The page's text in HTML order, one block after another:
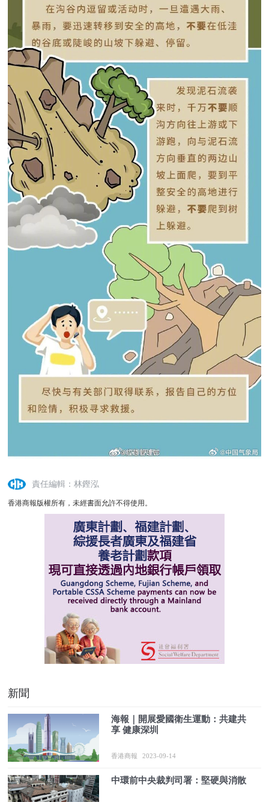
責任編輯：林鏗泓
香港商報版權所有，未經書面允許不得使用。
新聞
海報｜開展愛國衛生運動：共建共
享 健康深圳
香港商報 2023-09-14
中環前中央裁判司署：堅硬與消散